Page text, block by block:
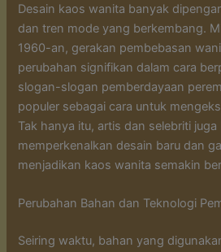
Desain kaos wanita banyak
dan tren mode yang berkembang.
1960-an, gerakan pembebasan
perubahan signifikan dalam cara
slogan-slogan pemberdayaan
populer sebagai cara untuk
Tak hanya itu, artis dan selebriti
memperkenalkan desain baru dan
menjadikan kaos wanita semakin
Perubahan Bahan dan Teknologi
Seiring waktu, bahan yang